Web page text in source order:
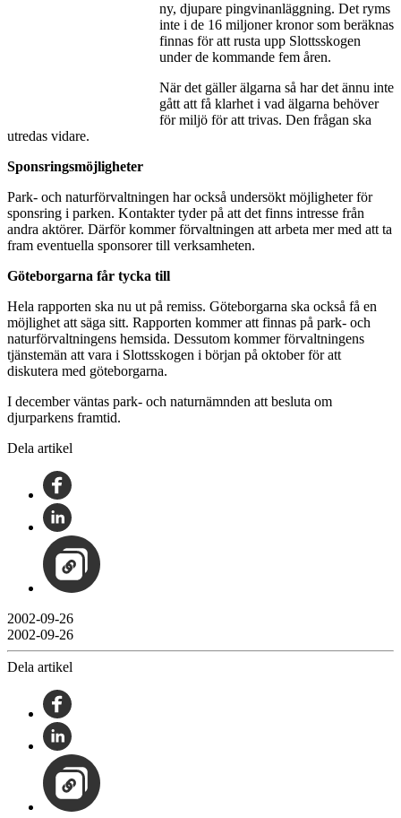
ny, djupare pingvinanläggning. Det ryms
inte i de 16 miljoner kronor som beräknas
finnas för att rusta upp Slottsskogen
under de kommande fem åren.
När det gäller älgarna så har det ännu inte
gått att få klarhet i vad älgarna behöver
för miljö för att trivas. Den frågan ska
utredas vidare.
Sponsringsmöjligheter
Park- och naturförvaltningen har också undersökt möjligheter för
sponsring i parken. Kontakter tyder på att det finns intresse från
andra aktörer. Därför kommer förvaltningen att arbeta mer med att ta
fram eventuella sponsorer till verksamheten.
Göteborgarna får tycka till
Hela rapporten ska nu ut på remiss. Göteborgarna ska också få en
möjlighet att säga sitt. Rapporten kommer att finnas på park- och
naturförvaltningens hemsida. Dessutom kommer förvaltningens
tjänstemän att vara i Slottsskogen i början på oktober för att
diskutera med göteborgarna.
I december väntas park- och naturnämnden att besluta om
djurparkens framtid.
Dela artikel
2002-09-26
2002-09-26
Dela artikel